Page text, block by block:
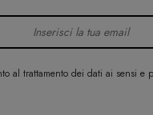
al trattamento dei dati ai sensi